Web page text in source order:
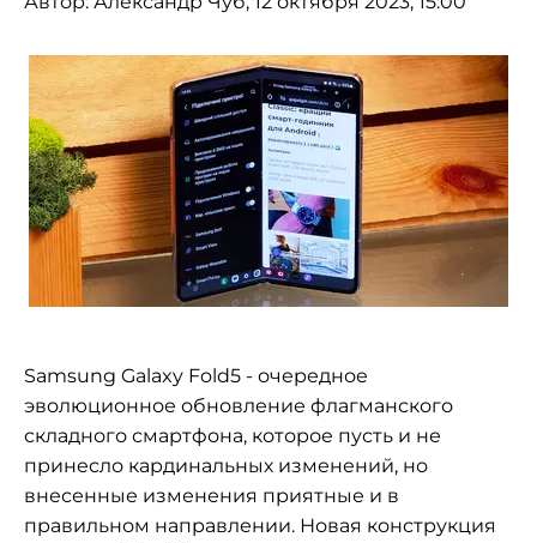
Samsung Galaxy Fold5 - очередное
эволюционное обновление флагманского
складного смартфона, которое пусть и не
принесло кардинальных изменений, но
внесенные изменения приятные и в
правильном направлении. Новая конструкция